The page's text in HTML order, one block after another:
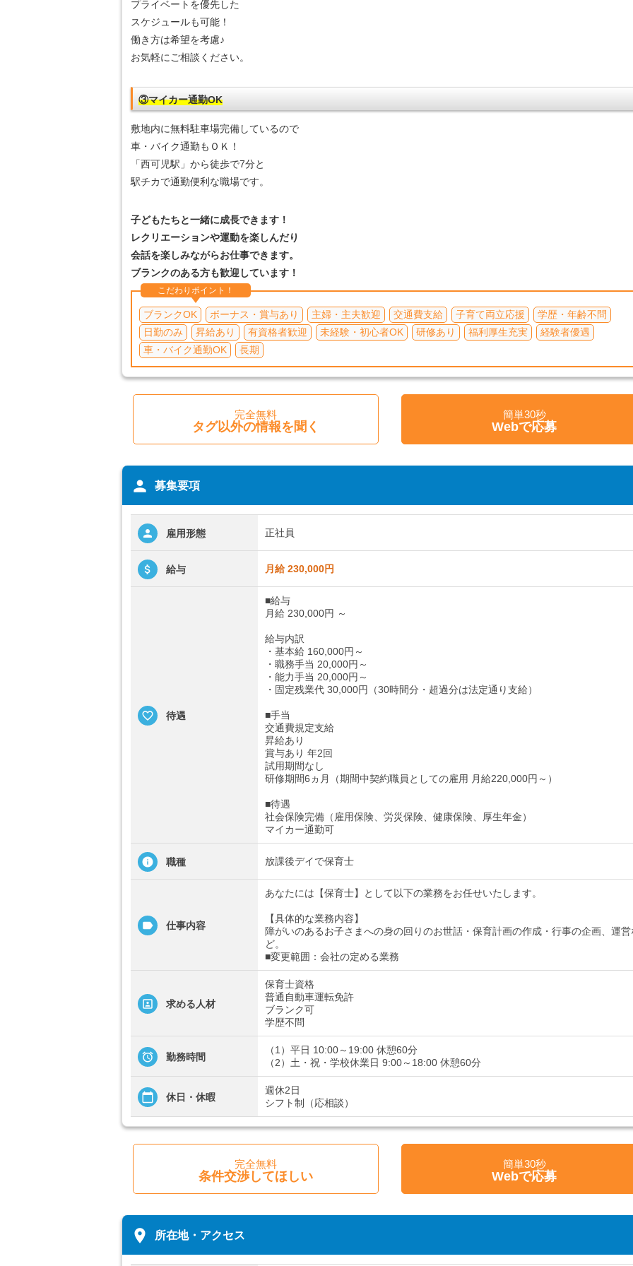
プライベートを優先した
スケジュールも可能！
働き方は希望を考慮♪
お気軽にご相談ください。
③マイカー通勤OK
敷地内に無料駐車場完備しているので
車・バイク通勤もＯＫ！
「西可児駅」から徒歩で7分と
駅チカで通勤便利な職場です。
子どもたちと一緒に成長できます！
レクリエーションや運動を楽しんだり
会話を楽しみながらお仕事できます。
ブランクのある方も歓迎しています！
こだわりポイント！
ブランクOK ボーナス・賞与あり 主婦・主夫歓迎 交通費支給 子育て両立応援
学歴・年齢不問
日勤のみ
昇給あり 有資格者歓迎 未経験・初心者OK 研修あり 福利厚生充実
経験者優遇
車・バイク通勤OK
長期
完全無料
タグ以外の情報を聞く
簡単30秒
Webで応募
person 募集要項
雇用形態 正社員
給与 月給 230,000円
待遇
■給与
月給 230,000円 ～
給与内訳
・基本給 160,000円～
・職務手当 20,000円～
・能力手当 20,000円～
・固定残業代 30,000円（30時間分・超過分は法定通り支給）
■手当
交通費規定支給
昇給あり
賞与あり 年2回
試用期間なし
研修期間6ヵ月（期間中契約職員としての雇用 月給220,000円～）
■待遇
社会保険完備（雇用保険、労災保険、健康保険、厚生年金）
マイカー通勤可
職種 放課後デイで保育士
仕事内容
あなたには【保育士】として以下の業務をお任せいたします。
【具体的な業務内容】
障がいのあるお子さまへの身の回りのお世話・保育計画の作成・行事の企画、運営
ど。
■変更範囲：会社の定める業務
求める人材
保育士資格
普通自動車運転免許
ブランク可
学歴不問
勤務時間
（1）平日 10:00～19:00 休憩60分
（2）土・祝・学校休業日 9:00～18:00 休憩60分
休日・休暇
週休2日
シフト制（応相談）
完全無料
条件交渉してほしい
簡単30秒
Webで応募
place 所在地・アクセス